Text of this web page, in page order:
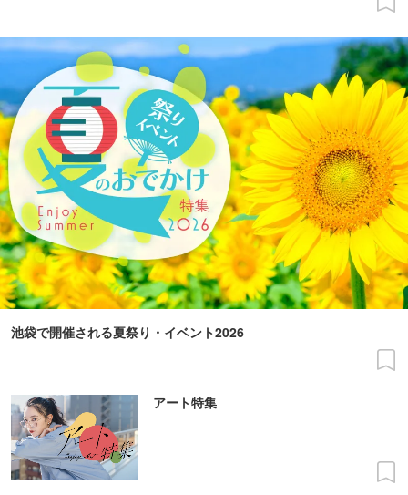
池袋で開催される夏祭り・イベント2026
アート特集